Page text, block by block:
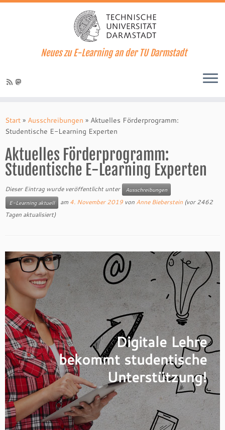
Inhalt
springen
Neues zu E-Learning an der TU Darmstadt
Start » Ausschreibungen » Aktuelles Förderprogramm:
Studentische E-Learning Experten
Aktuelles Förderprogramm:
Studentische E-Learning Experten
Dieser Eintrag wurde veröffentlicht unter
Ausschreibungen
E-Learning aktuell
am 4. November 2019 von Anne Bieberstein (vor 2462
Tagen aktualisiert)
Digitale Lehre
bekommt studentische
Unterstützung!